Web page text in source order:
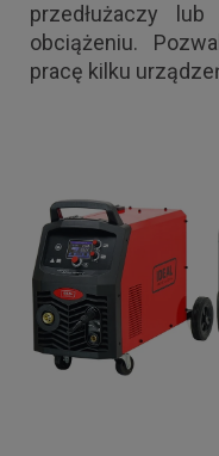
przedłużaczy
obciążeniu.
pracę kilku